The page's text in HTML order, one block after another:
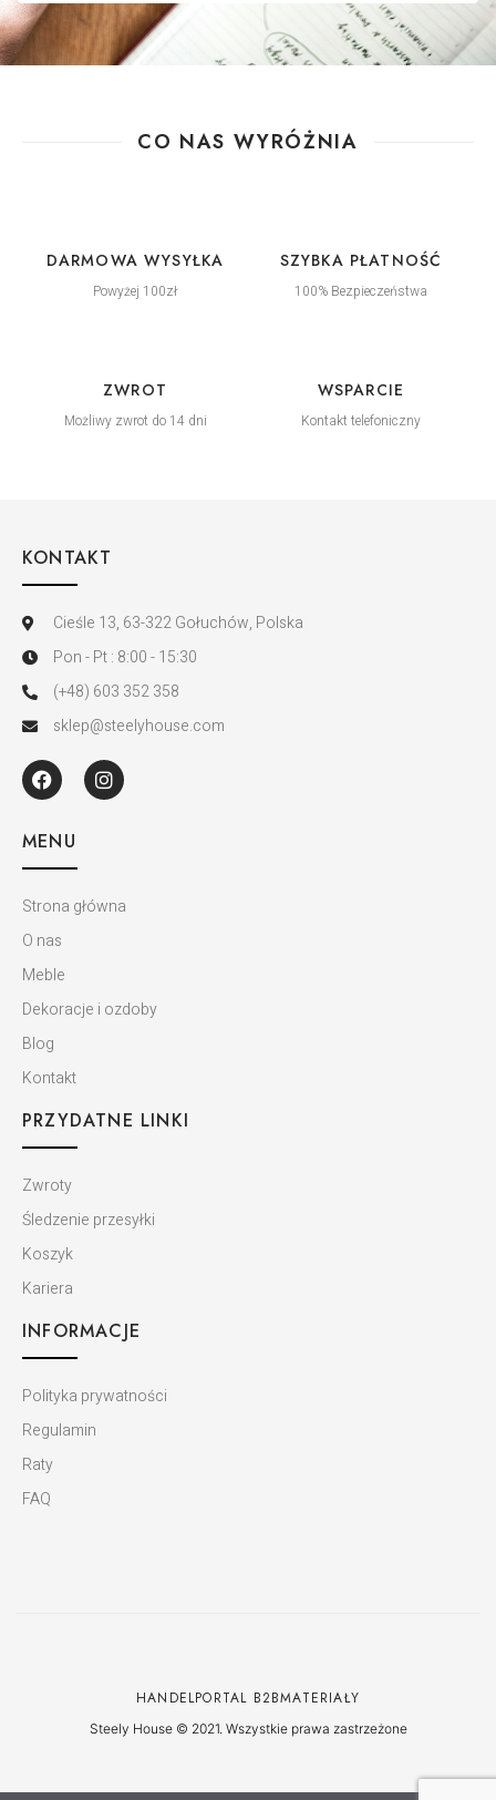
CO NAS WYRÓŻNIA
DARMOWA WYSYŁKA
Powyżej 100zł
SZYBKA PŁATNOŚĆ
100% Bezpieczeństwa
ZWROT
Możliwy zwrot do 14 dni
WSPARCIE
Kontakt telefoniczny
KONTAKT
Cieśle 13, 63-322 Gołuchów, Polska
Pon - Pt : 8:00 - 15:30
(+48) 603 352 358
sklep@steelyhouse.com
MENU
Strona główna
O nas
Meble
Dekoracje i ozdoby
Blog
Kontakt
PRZYDATNE LINKI
Zwroty
Śledzenie przesyłki
Koszyk
Kariera
INFORMACJE
Polityka prywatności
Regulamin
Raty
FAQ
HANDELPORTAL B2BMATERIAŁY
Steely House © 2021. Wszystkie prawa zastrzeżone